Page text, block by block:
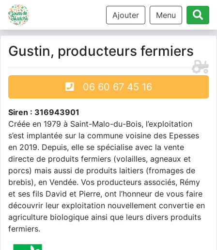
Ajouter Menu
Gustin, producteurs fermiers
06 60 67 45 16
Siren : 316943901
Créée en 1979 à Saint-Malo-du-Bois, l’exploitation
s’est implantée sur la commune voisine des Epesses
en 2019. Depuis, elle se spécialise avec la vente
directe de produits fermiers (volailles, agneaux et
porcs) mais aussi de produits laitiers (fromages de
brebis), en Vendée. Vos producteurs associés, Rémy
et ses fils David et Pierre, ont l’honneur de vous faire
découvrir leur exploitation nouvellement convertie en
agriculture biologique ainsi que leurs divers produits
fermiers.